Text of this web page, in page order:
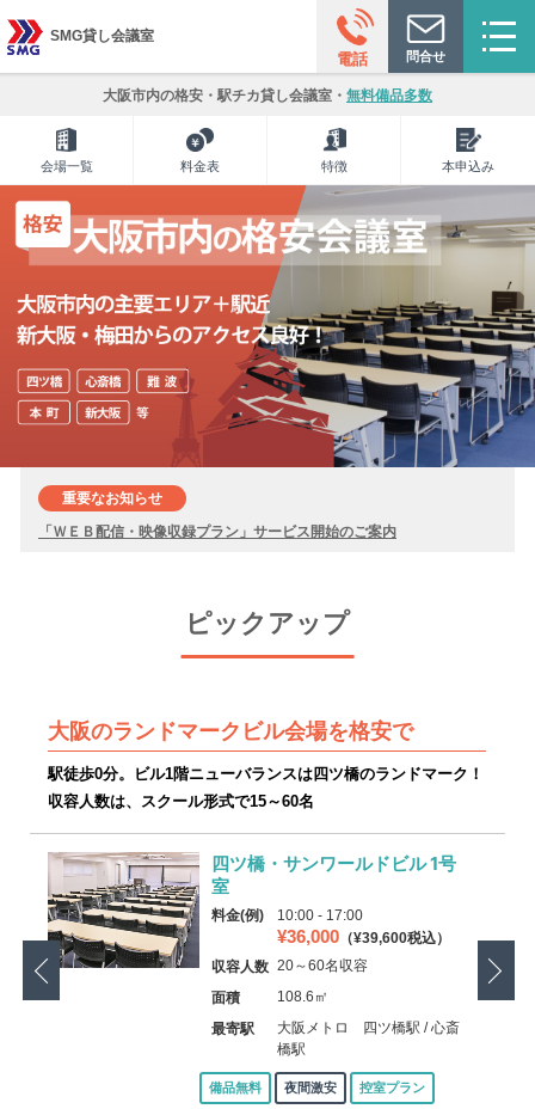
電話 問合せ
SMG貸し会議室
大阪市内の格安・駅チカ貸し会議室・ 無料備品多数
会場一覧 料金表 特徴 本申込み
重要なお知らせ
「ＷＥＢ配信・映像収録プラン」サービス開始のご案内
ピックアップ
大阪のランドマークビル会場を格安で
駅徒歩0分。ビル1階ニューバランスは四ツ橋のランドマーク！
収容人数は、スクール形式で15～60名
四ツ橋・サンワールドビル 1号
室
料金(例) 10:00 - 17:00
¥36,000（¥39,600税込）
収容人数 20～60名収容
面積
108.6㎡
最寄駅
大阪メトロ 四ツ橋駅 / 心斎
橋駅
備品無料 夜間激安 控室プラン